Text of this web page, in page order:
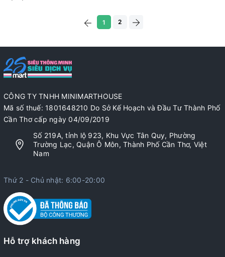
1 2
CÔNG TY TNHH MINIMARTHOUSE
Mã số thuế: 1801648210 Do Sở Kế Hoạch và Đầu Tư Thành Phố
Cần Thơ cấp ngày 04/09/2019
Số 219A, tỉnh lộ 923, Khu Vực Tân Quy, Phường
Trường Lạc, Quận Ô Môn, Thành Phố Cần Thơ, Việt
Nam
Thứ 2 - Chủ nhật: 6:00-20:00
Hỗ trợ khách hàng